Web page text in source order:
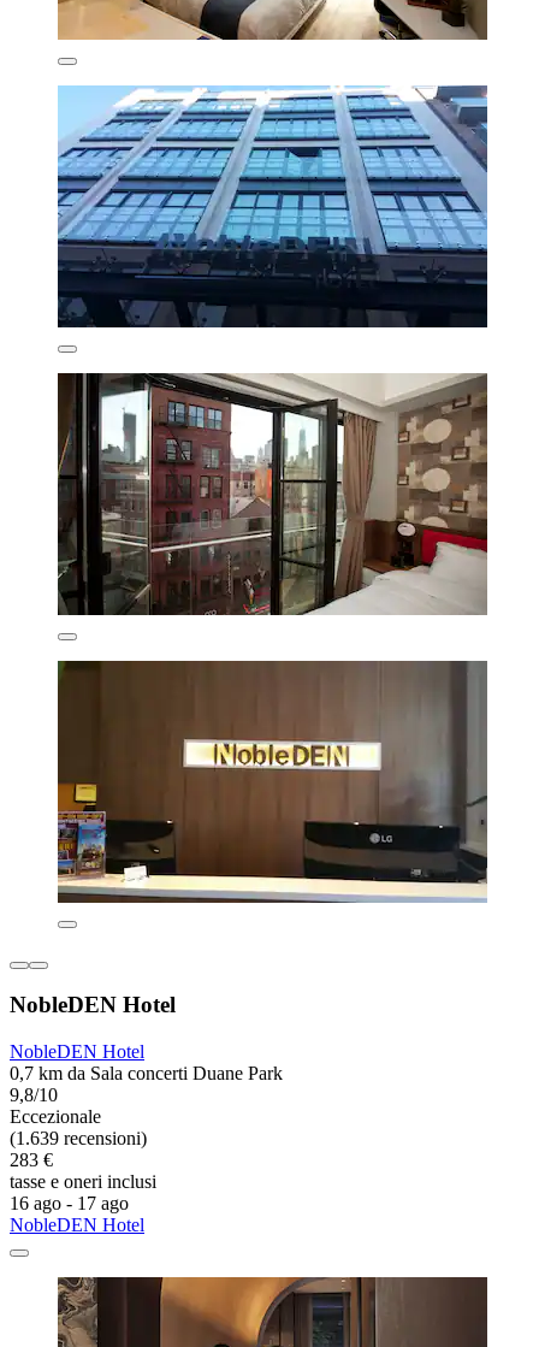
NobleDEN Hotel
NobleDEN Hotel
0,7 km da Sala concerti Duane Park
9,8/10
Eccezionale
(1.639 recensioni)
283 €
tasse e oneri inclusi
16 ago - 17 ago
NobleDEN Hotel